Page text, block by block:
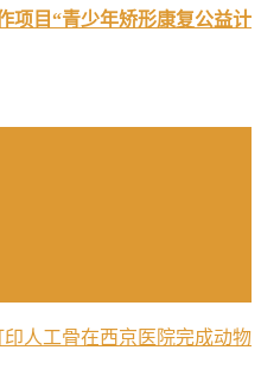
项目“青少年矫形康复公益计
人工骨在西京医院完成动物